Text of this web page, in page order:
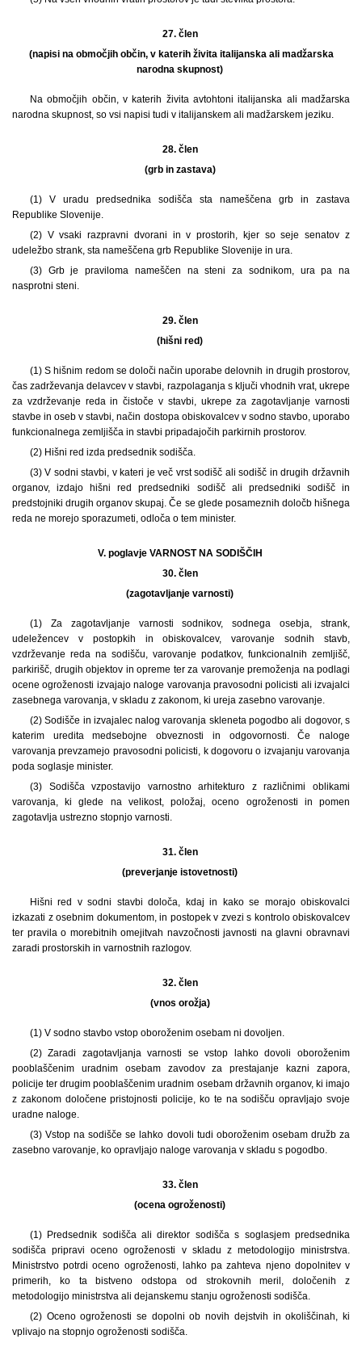
27. člen
(napisi na območjih občin, v katerih živita italijanska ali madžarska
narodna skupnost)
Na območjih občin, v katerih živita avtohtoni italijanska ali madžarska
narodna skupnost, so vsi napisi tudi v italijanskem ali madžarskem jeziku.
28. člen
(grb in zastava)
(1) V uradu predsednika sodišča sta nameščena grb in zastava
Republike Slovenije.
(2) V vsaki razpravni dvorani in v prostorih, kjer so seje senatov z
udeležbo strank, sta nameščena grb Republike Slovenije in ura.
(3) Grb je praviloma nameščen na steni za sodnikom, ura pa na
nasprotni steni.
29. člen
(hišni red)
(1) S hišnim redom se določi način uporabe delovnih in drugih prostorov,
čas zadrževanja delavcev v stavbi, razpolaganja s ključi vhodnih vrat, ukrepe
za vzdrževanje reda in čistoče v stavbi, ukrepe za zagotavljanje varnosti
stavbe in oseb v stavbi, način dostopa obiskovalcev v sodno stavbo, uporabo
funkcionalnega zemljišča in stavbi pripadajočih parkirnih prostorov.
(2) Hišni red izda predsednik sodišča.
(3) V sodni stavbi, v kateri je več vrst sodišč ali sodišč in drugih državnih
organov, izdajo hišni red predsedniki sodišč ali predsedniki sodišč in
predstojniki drugih organov skupaj. Če se glede posameznih določb hišnega
reda ne morejo sporazumeti, odloča o tem minister.
V. poglavje VARNOST NA SODIŠČIH
30. člen
(zagotavljanje varnosti)
(1) Za zagotavljanje varnosti sodnikov, sodnega osebja, strank,
udeležencev v postopkih in obiskovalcev, varovanje sodnih stavb,
vzdrževanje reda na sodišču, varovanje podatkov, funkcionalnih zemljišč,
parkirišč, drugih objektov in opreme ter za varovanje premoženja na podlagi
ocene ogroženosti izvajajo naloge varovanja pravosodni policisti ali izvajalci
zasebnega varovanja, v skladu z zakonom, ki ureja zasebno varovanje.
(2) Sodišče in izvajalec nalog varovanja skleneta pogodbo ali dogovor, s
katerim uredita medsebojne obveznosti in odgovornosti. Če naloge
varovanja prevzamejo pravosodni policisti, k dogovoru o izvajanju varovanja
poda soglasje minister.
(3) Sodišča vzpostavijo varnostno arhitekturo z različnimi oblikami
varovanja, ki glede na velikost, položaj, oceno ogroženosti in pomen
zagotavlja ustrezno stopnjo varnosti.
31. člen
(preverjanje istovetnosti)
Hišni red v sodni stavbi določa, kdaj in kako se morajo obiskovalci
izkazati z osebnim dokumentom, in postopek v zvezi s kontrolo obiskovalcev
ter pravila o morebitnih omejitvah navzočnosti javnosti na glavni obravnavi
zaradi prostorskih in varnostnih razlogov.
32. člen
(vnos orožja)
(1) V sodno stavbo vstop oboroženim osebam ni dovoljen.
(2) Zaradi zagotavljanja varnosti se vstop lahko dovoli oboroženim
pooblaščenim uradnim osebam zavodov za prestajanje kazni zapora,
policije ter drugim pooblaščenim uradnim osebam državnih organov, ki imajo
z zakonom določene pristojnosti policije, ko te na sodišču opravljajo svoje
uradne naloge.
(3) Vstop na sodišče se lahko dovoli tudi oboroženim osebam družb za
zasebno varovanje, ko opravljajo naloge varovanja v skladu s pogodbo.
33. člen
(ocena ogroženosti)
(1) Predsednik sodišča ali direktor sodišča s soglasjem predsednika
sodišča pripravi oceno ogroženosti v skladu z metodologijo ministrstva.
Ministrstvo potrdi oceno ogroženosti, lahko pa zahteva njeno dopolnitev v
primerih, ko ta bistveno odstopa od strokovnih meril, določenih z
metodologijo ministrstva ali dejanskemu stanju ogroženosti sodišča.
(2) Oceno ogroženosti se dopolni ob novih dejstvih in okoliščinah, ki
vplivajo na stopnjo ogroženosti sodišča.